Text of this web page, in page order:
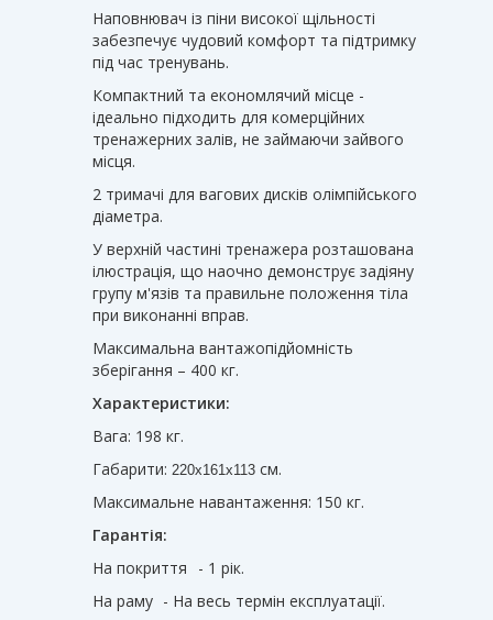
Наповнювач із піни високої щільності
забезпечує чудовий комфорт та підтримку
під час тренувань.
Компактний та економлячий місце -
ідеально підходить для комерційних
тренажерних залів, не займаючи зайвого
місця.
2 тримачі для вагових дисків олімпійського
діаметра.
У верхній частині тренажера розташована
ілюстрація, що наочно демонструє задіяну
групу м'язів та правильне положення тіла
при виконанні вправ.
Максимальна вантажопідйомність
зберігання – 400 кг.
Характеристики:
Вага: 198 кг.
Габарити: 220х161х113 см.
Максимальне навантаження: 150 кг.
Гарантія:
На покриття
- 1 рік.
На раму - На весь термін експлуатації.